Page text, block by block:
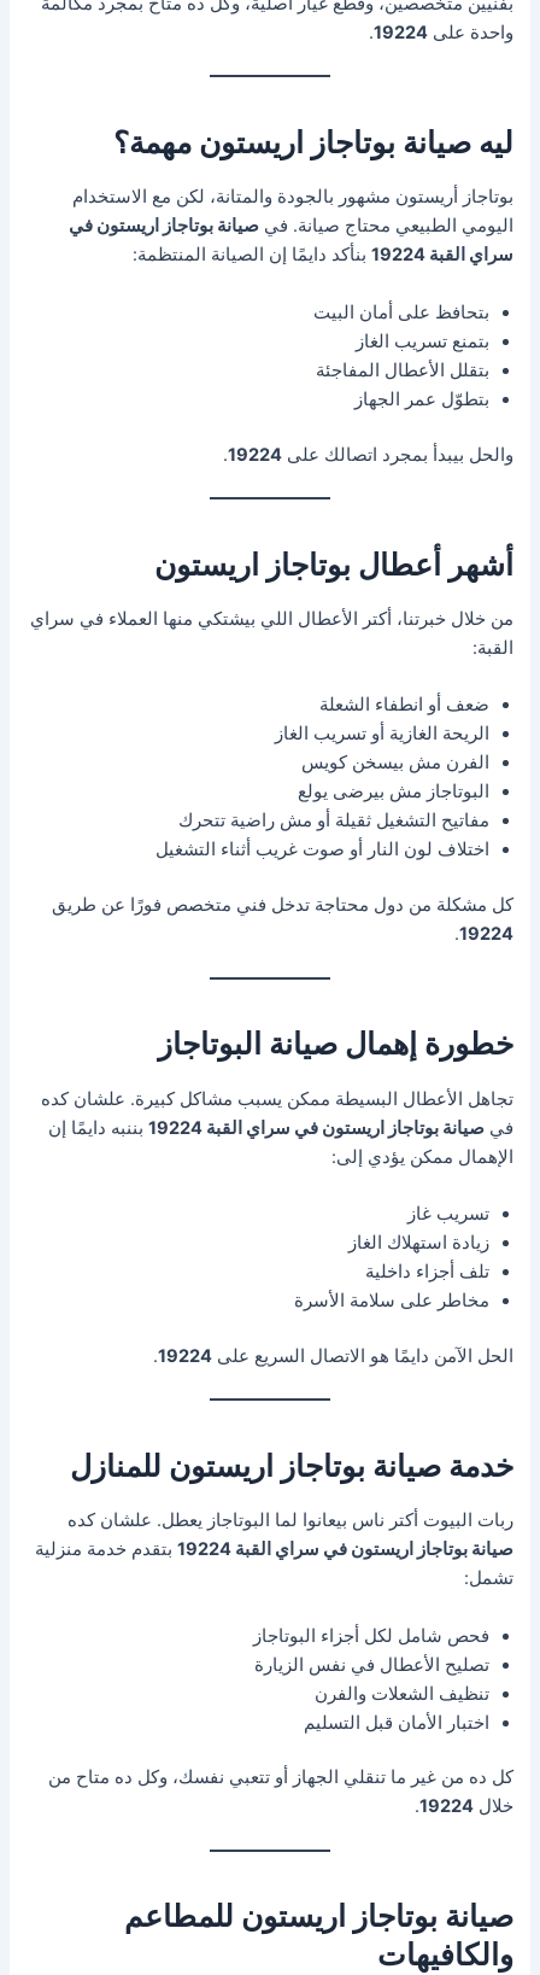
واحدة على19224
.
ليه صيانة بوتاجاز اريستون مهمة؟
بوتاجاز أريستون مشهور بالجودة والمتانة، لكن مع الاستخدام
اليومي الطبيعي محتاج صيانة. فيصيانة بوتاجاز اريستون في
سراي القبة 19224
بنأكد دايمًا إن الصيانة المنتظمة:
بتحافظ على أمان البيت
بتمنع تسريب الغاز
بتقلل الأعطال المفاجئة
بتطوّل عمر الجهاز
والحل بيبدأ بمجرد اتصالك على19224
.
أشهر أعطال بوتاجاز اريستون
من خلال خبرتنا، أكتر الأعطال اللي بيشتكي منها العملاء في سراي
القبة:
ضعف أو انطفاء الشعلة
الريحة الغازية أو تسريب الغاز
الفرن مش بيسخن كويس
البوتاجاز مش بيرضى يولع
مفاتيح التشغيل ثقيلة أو مش راضية تتحرك
اختلاف لون النار أو صوت غريب أثناء التشغيل
كل مشكلة من دول محتاجة تدخل فني متخصص فورًا عن طريق
19224
.
خطورة إهمال صيانة البوتاجاز
تجاهل الأعطال البسيطة ممكن يسبب مشاكل كبيرة. علشان كده
فيصيانة بوتاجاز اريستون في سراي القبة 19224
بننبه دايمًا إن
الإهمال ممكن يؤدي إلى:
تسريب غاز
زيادة استهلاك الغاز
تلف أجزاء داخلية
مخاطر على سلامة الأسرة
الحل الآمن دايمًا هو الاتصال السريع على19224
.
خدمة صيانة بوتاجاز اريستون للمنازل
ربات البيوت أكتر ناس بيعانوا لما البوتاجاز يعطل. علشان كده
صيانة بوتاجاز اريستون في سراي القبة 19224
بتقدم خدمة منزلية
تشمل:
فحص شامل لكل أجزاء البوتاجاز
تصليح الأعطال في نفس الزيارة
تنظيف الشعلات والفرن
اختبار الأمان قبل التسليم
كل ده من غير ما تنقلي الجهاز أو تتعبي نفسك، وكل ده متاح من
خلال19224
.
صيانة بوتاجاز اريستون للمطاعم
والكافيهات